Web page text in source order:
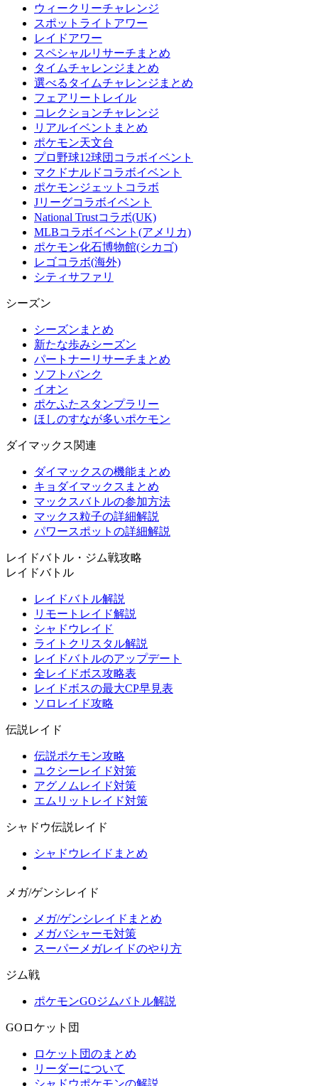
ウィークリーチャレンジ
スポットライトアワー
レイドアワー
スペシャルリサーチまとめ
タイムチャレンジまとめ
選べるタイムチャレンジまとめ
フェアリートレイル
コレクションチャレンジ
リアルイベントまとめ
ポケモン天文台
プロ野球12球団コラボイベント
マクドナルドコラボイベント
ポケモンジェットコラボ
Jリーグコラボイベント
National Trustコラボ(UK)
MLBコラボイベント(アメリカ)
ポケモン化石博物館(シカゴ)
レゴコラボ(海外)
シティサファリ
シーズン
シーズンまとめ
新たな歩みシーズン
パートナーリサーチまとめ
ソフトバンク
イオン
ポケふたスタンプラリー
ほしのすなが多いポケモン
ダイマックス関連
ダイマックスの機能まとめ
キョダイマックスまとめ
マックスバトルの参加方法
マックス粒子の詳細解説
パワースポットの詳細解説
レイドバトル・ジム戦攻略
レイドバトル
レイドバトル解説
リモートレイド解説
シャドウレイド
ライトクリスタル解説
レイドバトルのアップデート
全レイドボス攻略表
レイドボスの最大CP早見表
ソロレイド攻略
伝説レイド
伝説ポケモン攻略
ユクシーレイド対策
アグノムレイド対策
エムリットレイド対策
シャドウ伝説レイド
シャドウレイドまとめ
メガ/ゲンシレイド
メガ/ゲンシレイドまとめ
メガバシャーモ対策
スーパーメガレイドのやり方
ジム戦
ポケモンGOジムバトル解説
GOロケット団
ロケット団のまとめ
リーダーについて
シャドウポケモンの解説